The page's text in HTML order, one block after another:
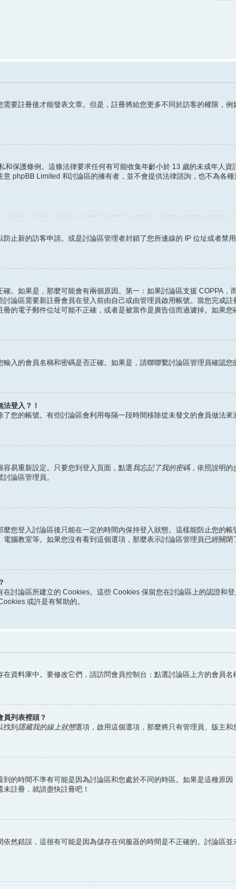
要註冊後才能發表文章。但是，註冊將給您更多不同於訪客的權限，
和保護條例。這條法律要求任何有可能收集年齡小於 13 歲的未成年人
phpBB Limited 和討論區的擁有者，並不會提供法律諮詢，也不為各
止新的訪客申請。或是討論區管理者封鎖了您所連線的 IP 位址或者禁
。如果是，那麼可能會有兩個原因。第一：如果討論區支援 COPPA
論區需要新註冊會員在登入前由自己或由管理員啟用帳號。當您完成
的電子郵件位址可能不正確，或者是被當作是廣告信而過濾掉。如果您
入的會員名稱和密碼是否正確。如果是，請聯聯繫討論區管理員確認
登入？！
您的帳號。有些討論區會利用每隔一段時間移除從未發文的會員做法
易重新設定。只要您到登入頁面，點選我忘記了我的密碼，依照說明的
論區管理員。
麼您登入討論區後只能在一定的時間內保持登入狀態。這樣能防止您的
腦教室等。如果您沒有看到這個選項，那麼表示討論區管理員已經關閉
在討論區所建立的 Cookies。這些 Cookies 保留您在討論區上的認證
或許是有幫助的。
資料庫中。要修改它們，請訪問會員控制台；點選討論區上方的會員
員列表裡頭？
找到隱藏我的線上狀態選項，啟用這個選項，那麼將只有管理員、版主和
的時間不準有可能是因為討論區和您處於不同的時區。如果是這種原
註冊，就請盡快註冊吧！
然錯誤，這很有可能是因為儲存在伺服器的時間是不正確的。討論區